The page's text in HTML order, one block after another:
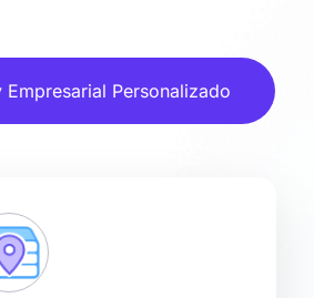
Personalizado